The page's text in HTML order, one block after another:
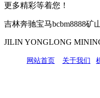
更多精彩等着您！
吉林奔驰宝马bcbm8888矿
JILIN YONGLONG
网站首页 关于我们